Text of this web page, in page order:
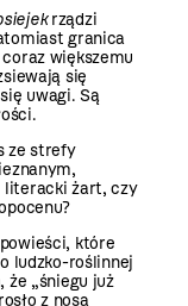
rządzi
granica
większemu
się
uwagi. Są
ze strefy
literacki żart, czy
które
ludzko-roślinnej
że „śniegu już
z nosa